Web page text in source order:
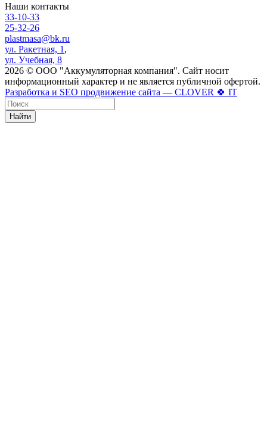
Наши контакты
33-10-33
25-32-26
plastmasa@bk.ru
ул. Ракетная, 1 ,
ул. Учебная, 8
2026 © ООО "Аккумуляторная компания". Сайт носит
информационный характер и не является публичной офертой.
Разработка и SEO продвижение сайта — CLOVER 🍀 IT
Найти